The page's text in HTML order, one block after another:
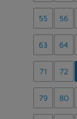
55 56
63 64
71 72
79 80